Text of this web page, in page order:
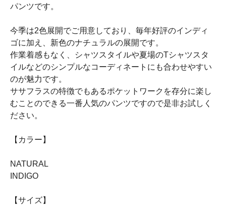
パンツです。
今季は2色展開でご用意しており、毎年好評のインディ
ゴに加え、新色のナチュラルの展開です。
作業着感もなく、シャツスタイルや夏場のTシャツスタ
イルなどのシンプルなコーディネートにも合わせやすい
のが魅力です。
ササフラスの特徴でもあるポケットワークを存分に楽し
むことのできる一番人気のパンツですので是非お試しく
ださい。
【カラー】
NATURAL
INDIGO
【サイズ】